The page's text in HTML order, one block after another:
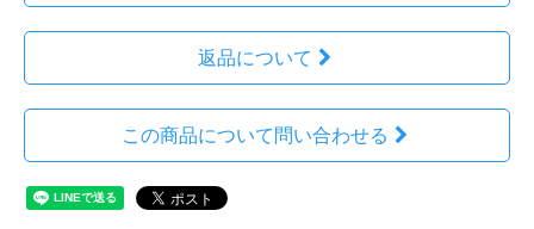
返品について
この商品について問い合わせる